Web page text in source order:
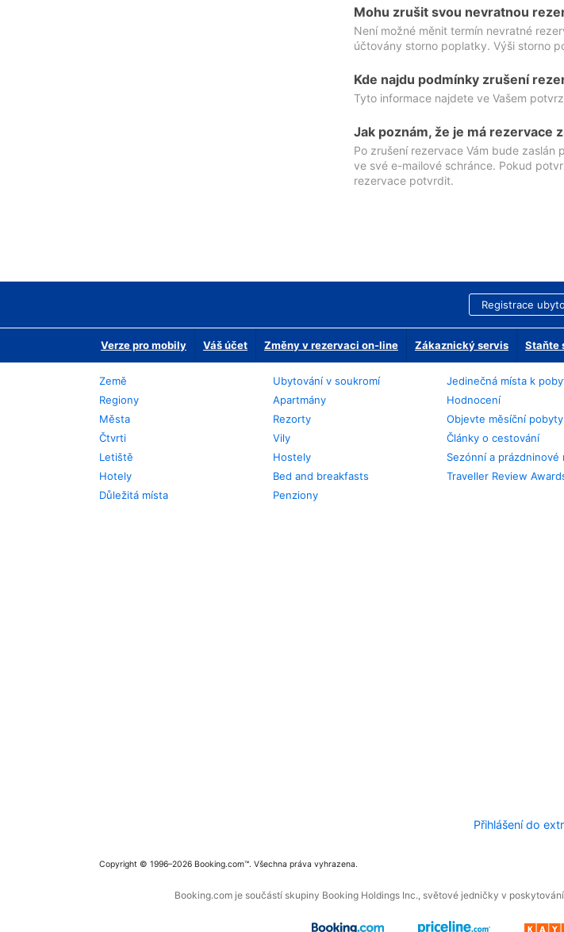
Mohu zrušit svou nevratnou
Není možné měnit termín nevratné
účtovány storno poplatky. Výši storno
Kde najdu podmínky zrušení
Tyto informace najdete ve Vašem
Jak poznám, že je má rezervace
Po zrušení rezervace Vám bude
ve své e-mailové schránce. Pokud
rezervace potvrdit.
Registrace
Verze pro mobily Váš účet Změny v rezervaci on-line Zákaznický servis Staňte
Země
Regiony
Města
Čtvrti
Letiště
Hotely
Důležitá místa
Ubytování v soukromí
Apartmány
Rezorty
Vily
Hostely
Bed and breakfasts
Penziony
Jedinečná místa k
Hodnocení
Objevte měsíční pobyty
Články o cestování
Sezónní a prázdninové
Traveller Review
Přihlášení do
Copyright © 1996–2026 Booking.com™. Všechna práva vyhrazena.
Booking.com je součástí skupiny Booking Holdings Inc., světové jedničky v